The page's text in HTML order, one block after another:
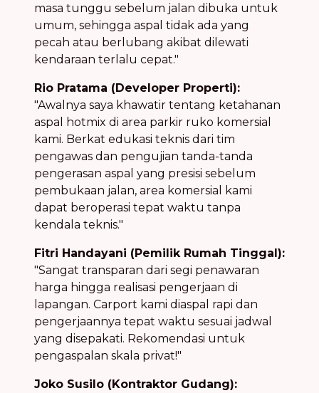
masa tunggu sebelum jalan dibuka untuk
umum, sehingga aspal tidak ada yang
pecah atau berlubang akibat dilewati
kendaraan terlalu cepat."
Rio Pratama (Developer Properti):
"Awalnya saya khawatir tentang ketahanan
aspal hotmix di area parkir ruko komersial
kami. Berkat edukasi teknis dari tim
pengawas dan pengujian tanda-tanda
pengerasan aspal yang presisi sebelum
pembukaan jalan, area komersial kami
dapat beroperasi tepat waktu tanpa
kendala teknis."
Fitri Handayani (Pemilik Rumah Tinggal):
"Sangat transparan dari segi penawaran
harga hingga realisasi pengerjaan di
lapangan. Carport kami diaspal rapi dan
pengerjaannya tepat waktu sesuai jadwal
yang disepakati. Rekomendasi untuk
pengaspalan skala privat!"
Joko Susilo (Kontraktor Gudang):